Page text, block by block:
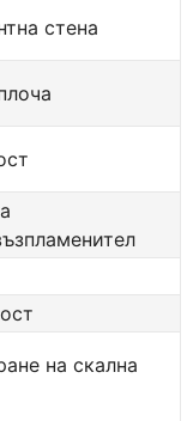
стена
на скална